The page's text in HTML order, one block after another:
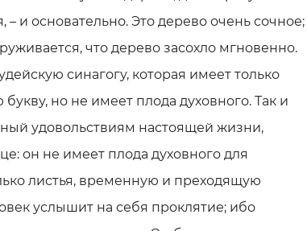
и основательно. Это дерево очень сочное;
что дерево засохло мгновенно.
синагогу, которая имеет только
букву, но не имеет плода духовного. Так и
удовольствиям настоящей жизни,
он не имеет плода духовного для
листья, временную и преходящую
услышит на себя проклятие; ибо